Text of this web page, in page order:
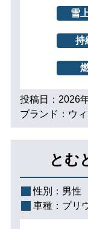
雪
持
投稿日：2026
ブランド：ウ
とむ
性別： 男性
車種： プリ